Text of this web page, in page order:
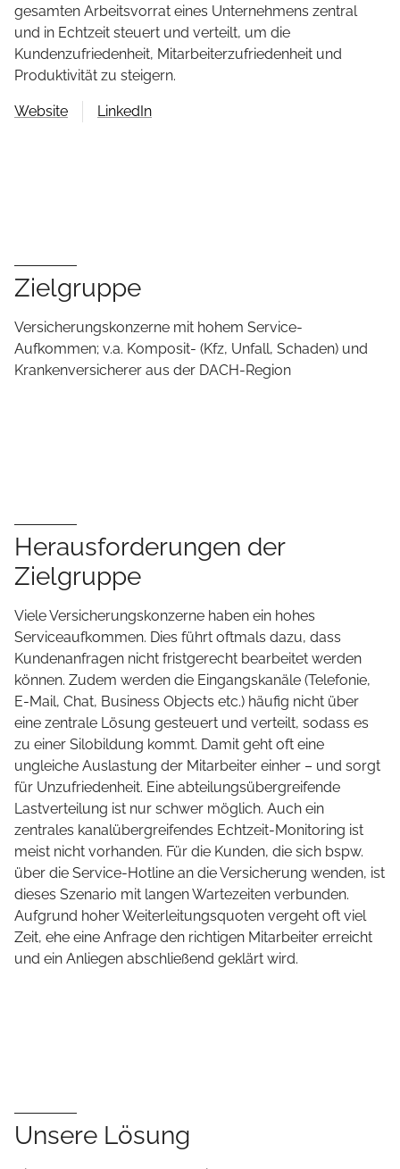
gesamten Arbeitsvorrat eines Unternehmens zentral
und in Echtzeit steuert und verteilt, um die
Kundenzufriedenheit, Mitarbeiterzufriedenheit und
Produktivität zu steigern.
Website LinkedIn
Zielgruppe
Versicherungskonzerne mit hohem Service-
Aufkommen; v.a. Komposit- (Kfz, Unfall, Schaden) und
Krankenversicherer aus der DACH-Region
Herausforderungen der
Zielgruppe
Viele Versicherungskonzerne haben ein hohes
Serviceaufkommen. Dies führt oftmals dazu, dass
Kundenanfragen nicht fristgerecht bearbeitet werden
können. Zudem werden die Eingangskanäle (Telefonie,
E-Mail, Chat, Business Objects etc.) häufig nicht über
eine zentrale Lösung gesteuert und verteilt, sodass es
zu einer Silobildung kommt. Damit geht oft eine
ungleiche Auslastung der Mitarbeiter einher – und sorgt
für Unzufriedenheit. Eine abteilungsübergreifende
Lastverteilung ist nur schwer möglich. Auch ein
zentrales kanalübergreifendes Echtzeit-Monitoring ist
meist nicht vorhanden. Für die Kunden, die sich bspw.
über die Service-Hotline an die Versicherung wenden, ist
dieses Szenario mit langen Wartezeiten verbunden.
Aufgrund hoher Weiterleitungsquoten vergeht oft viel
Zeit, ehe eine Anfrage den richtigen Mitarbeiter erreicht
und ein Anliegen abschließend geklärt wird.
Unsere Lösung